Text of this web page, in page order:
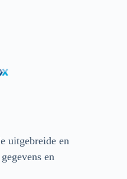
uitgebreide en
en